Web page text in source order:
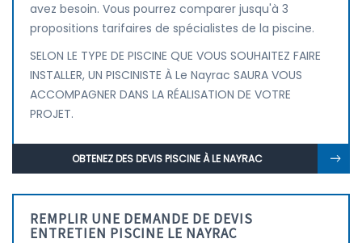
avez besoin. Vous pourrez comparer jusqu'à 3
propositions tarifaires de spécialistes de la piscine.
SELON LE TYPE DE PISCINE QUE VOUS SOUHAITEZ FAIRE
INSTALLER, UN PISCINISTE À Le Nayrac SAURA VOUS
ACCOMPAGNER DANS LA RÉALISATION DE VOTRE
PROJET.
OBTENEZ DES DEVIS PISCINE À LE NAYRAC
REMPLIR UNE DEMANDE DE DEVIS
ENTRETIEN PISCINE LE NAYRAC